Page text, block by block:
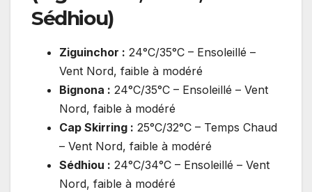
Sédhiou)
Ziguinchor : 24°C/35°C – Ensoleillé –
Vent Nord, faible à modéré
Bignona : 24°C/35°C – Ensoleillé – Vent
Nord, faible à modéré
Cap Skirring : 25°C/32°C – Temps Chaud
– Vent Nord, faible à modéré
Sédhiou : 24°C/34°C – Ensoleillé – Vent
Nord, faible à modéré